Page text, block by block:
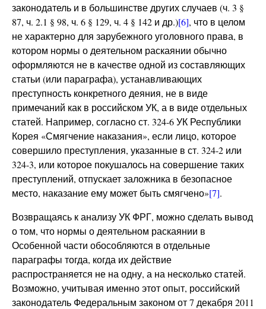
законодатель и в большинстве других случаев (ч. 3 §
87, ч. 2.1 § 98, ч. 6 § 129, ч. 4 § 142 и др.)[6], что в целом
не характерно для зарубежного уголовного права, в
котором нормы о деятельном раскаянии обычно
оформляются не в качестве одной из составляющих
статьи (или параграфа), устанавливающих
преступность конкретного деяния, не в виде
примечаний как в российском УК, а в виде отдельных
статей. Например, согласно ст. 324-6 УК Республики
Корея «Смягчение наказания», если лицо, которое
совершило преступления, указанные в ст. 324-2 или
324-3, или которое покушалось на совершение таких
преступлений, отпускает заложника в безопасное
место, наказание ему может быть смягчено»[7].
Возвращаясь к анализу УК ФРГ, можно сделать вывод
о том, что нормы о деятельном раскаянии в
Особенной части обособляются в отдельные
параграфы тогда, когда их действие
распространяется не на одну, а на несколько статей.
Возможно, учитывая именно этот опыт, российский
законодатель Федеральным законом от 7 декабря 2011